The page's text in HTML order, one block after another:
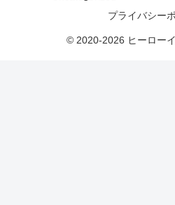
プライバシー
© 2020-2026 ヒーロー